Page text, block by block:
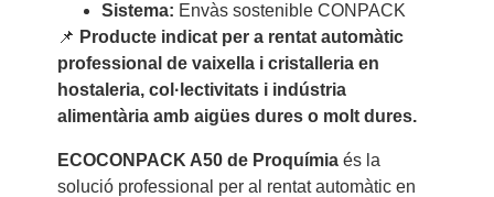
Sistema: Envàs sostenible CONPACK
📌 Producte indicat per a rentat automàtic
professional de vaixella i cristalleria en
hostaleria, col·lectivitats i indústria
alimentària amb aigües dures o molt dures.
ECOCONPACK A50 de Proquímiaés la
solució professional per al rentat automàtic en